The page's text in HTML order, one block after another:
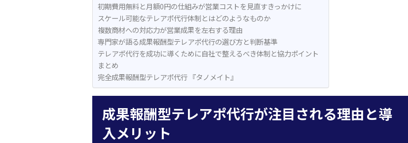
初期費用無料と月額0円の仕組みが営業コストを見直すきっかけに
スケール可能なテレアポ代行体制とはどのようなものか
複数商材への対応力が営業成果を左右する理由
専門家が語る成果報酬型テレアポ代行の選び方と判断基準
テレアポ代行を成功に導くために自社で整えるべき体制と協力ポイント
まとめ
完全成果報酬型テレアポ代行 『タノメイト』
成果報酬型テレアポ代行が注目される理由と導
入メリット